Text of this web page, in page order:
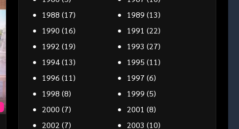
1988 (17) 1989 (13)
1990 (16) 1991 (22)
1992 (19) 1993 (27)
1994(13) 1995 (11)
1996 (11) 1997 (6)
1998 (8) 1999 (5)
2000 (7) 2001 (8)
2002 (7) 2003 (10)